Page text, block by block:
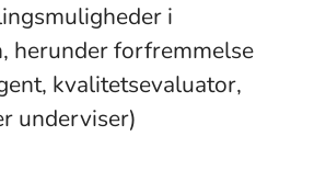
i
herunder forfremmelse
kvalitetsevaluator,
underviser)